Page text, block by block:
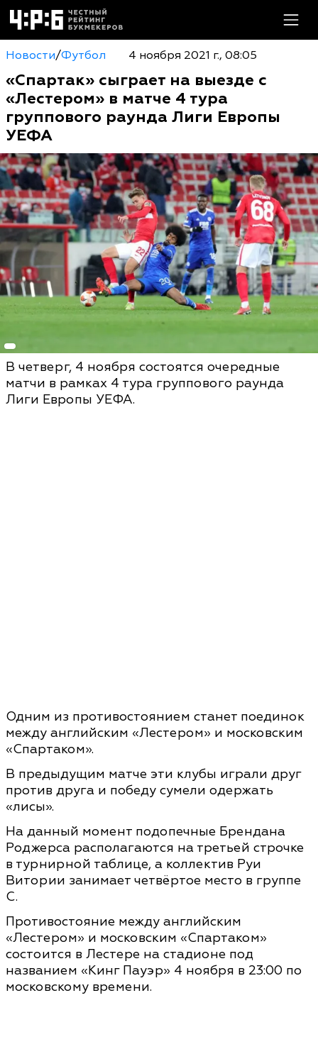
Новости/Футбол 4 ноября 2021 г., 08:05
«Спартак» сыграет на выезде с
«Лестером» в матче 4 тура
группового раунда Лиги Европы
УЕФА
В четверг, 4 ноября состоятся очередные
матчи в рамках 4 тура группового раунда
Лиги Европы УЕФА.
Одним из противостоянием станет поединок
между английским «Лестером» и московским
«Спартаком».
В предыдущим матче эти клубы играли друг
против друга и победу сумели одержать
«лисы».
На данный момент подопечные Брендана
Роджерса располагаются на третьей строчке
в турнирной таблице, а коллектив Руи
Витории занимает четвёртое место в группе
С.
Противостояние между английским
«Лестером» и московским «Спартаком»
состоится в Лестере на стадионе под
названием «Кинг Пауэр» 4 ноября в 23:00 по
московскому времени.